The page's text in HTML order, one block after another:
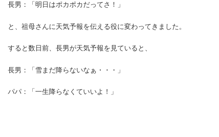
長男：「明日はポカポカだってさ！」
と、祖母さんに天気予報を伝える役に変わってきました。
すると数日前、長男が天気予報を見ていると、
長男：「雪まだ降らないなぁ・・・」
パパ：「一生降らなくていいよ！」